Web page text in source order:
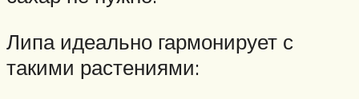
Липа идеально гармонирует с
такими растениями: